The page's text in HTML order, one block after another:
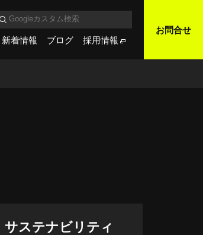
新着情報 ブログ 採用情報
お問合せ
サステナビリティ